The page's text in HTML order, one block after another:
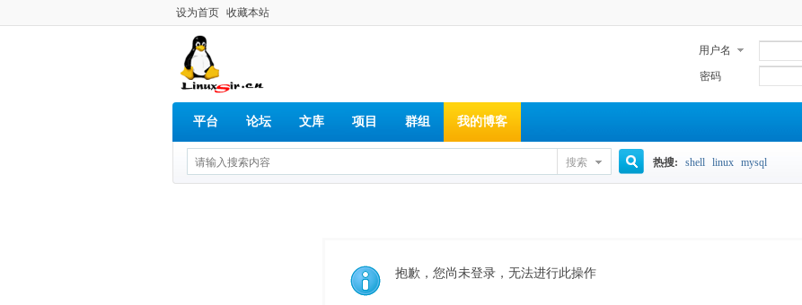
设为首页 收藏本站
用户名
密码
平台 论坛 文库 项目 群组 我的博客
搜索
搜
热搜: shell linux mysql
抱歉，您尚未登录，无法进行此操作